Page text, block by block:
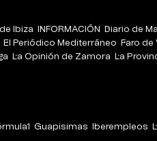
Ibiza INFORMACIÓN Diario de
El Periódico Mediterráneo Faro de
La Opinión de Zamora La
Guapisimas Iberempleos